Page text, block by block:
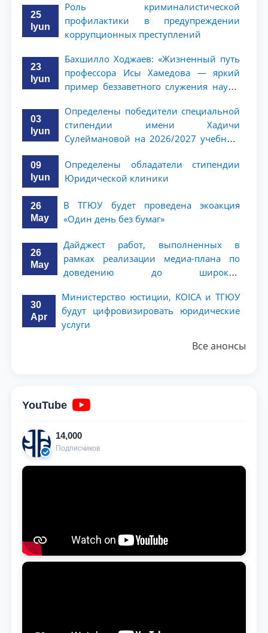
25
Iyun
Роль криминалистической
профилактики в предупреждении
коррупционных преступлений
23
Iyun
Бахшилло Ходжаев: «Жизненный путь
профессора Исы Хамедова — яркий
пример беззаветного служения науке,
поколения»
03
Iyun
Определены победители специальной
стипендии имени Хадичи
Сулеймановой на 2026/2027 учебный
09
Iyun
Определены обладатели стипендии
Юридической клиники
26
May
В ТГЮУ будет проведена экоакция
«Один день без бумаг»
26
May
Дайджест работ, выполненных в
рамках реализации медиа-плана по
доведению до широкой
задач, определённых в Послании
Президента Республики Узбекистан
Шавкат Мирзиёев Олий Мажлису и
30
Apr
Министерство юстиции, KOICA и ТГЮУ
будут цифровизировать юридические
услуги
Все анонсы
YouTube
14,000
Подписчиков